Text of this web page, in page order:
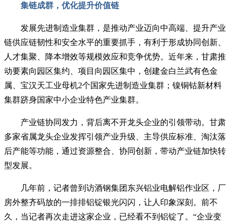
集链成群，优化提升价值链
发展先进制造业集群，是推动产业迈向中高端、提升产业
链供应链韧性和安全水平的重要抓手，有利于形成协同创新、
人才集聚、降本增效等规模效应和竞争优势。近年来，甘肃推
动要素向园区集约、项目向园区集中，创建金白兰武有色金
属、宝汉天工业母机2个国家先进制造业集群；镍铜钴新材料
集群跻身国家中小企业特色产业集群。
产业链协同发力，背后离不开龙头企业的引领带动。甘肃
多家省属龙头企业发挥引领产业升级、主导供应标准、淘汰落
后产能等功能，通过资源整合、协同创新，带动产业链加快转
型发展。
几年前，记者曾到访酒钢集团东兴铝业电解铝作业区，厂
房外整齐码放的一排排铝锭银光闪闪，让人印象深刻。前不
久，当记者再次走进这家企业，已经看不到铝锭了。“企业变